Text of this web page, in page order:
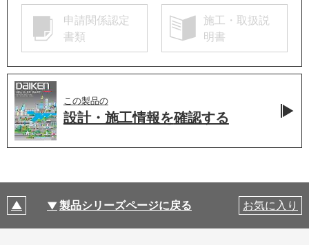
申請関係認定
書類
施工・取扱説
明書
この製品の
設計・施工情報を確認する
製品シリーズページに戻る お気に入り